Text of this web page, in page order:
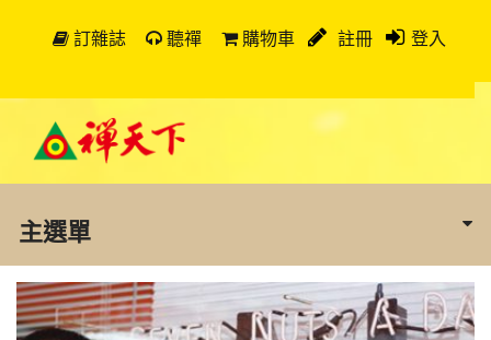
訂雜誌 聽禪 購物車 註冊 登入
主選單